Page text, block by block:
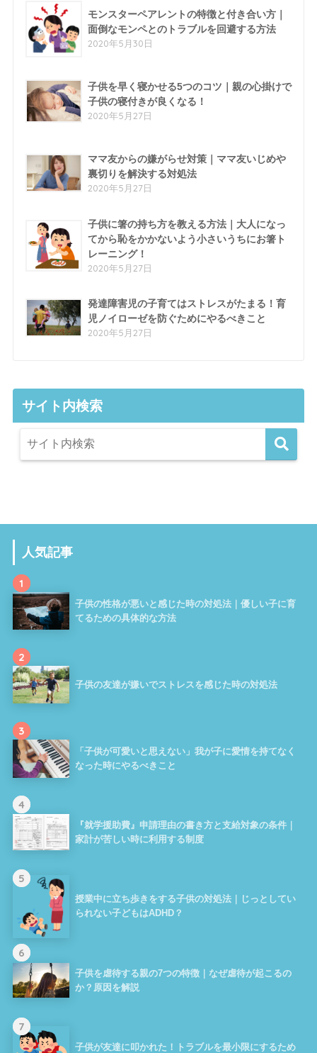
モンスターペアレントの特徴と付き合い方｜
面倒なモンペとのトラブルを回避する方法
2020年5月30日
子供を早く寝かせる5つのコツ｜親の心掛けで
子供の寝付きが良くなる！
2020年5月27日
ママ友からの嫌がらせ対策｜ママ友いじめや
裏切りを解決する対処法
2020年5月27日
子供に箸の持ち方を教える方法｜大人になっ
てから恥をかかないよう小さいうちにお箸ト
レーニング！
2020年5月27日
発達障害児の子育てはストレスがたまる！育
児ノイローゼを防ぐためにやるべきこと
2020年5月27日
サイト内検索
人気記事
1
子供の性格が悪いと感じた時の対処法｜優しい子に育
てるための具体的な方法
2
子供の友達が嫌いでストレスを感じた時の対処法
3
「子供が可愛いと思えない」我が子に愛情を持てなく
なった時にやるべきこと
4
『就学援助費』申請理由の書き方と支給対象の条件｜
家計が苦しい時に利用する制度
5
授業中に立ち歩きをする子供の対処法｜じっとしてい
られない子どもはADHD？
6
子供を虐待する親の7つの特徴｜なぜ虐待が起こるの
か？原因を解説
7
子供が友達に叩かれた！トラブルを最小限にするため